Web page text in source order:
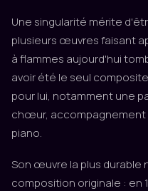
Une singularité mérite
plusieurs œuvres faisant
à flammes aujourd'hui
avoir été le seul
pour lui, notamment une
chœur, accompagnement
piano.
Son œuvre la plus durable
composition originale : en